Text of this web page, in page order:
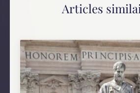
Articles